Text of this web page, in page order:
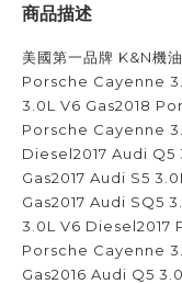
商品描述
美國第一品牌 K&N機
Porsche Cayenne
3.0L V6 Gas2018
Porsche Cayenne
Diesel2017 Audi Q5
Gas2017 Audi S5
Gas2017 Audi SQ5
3.0L V6 Diesel2017
Porsche Cayenne
Gas2016 Audi Q5